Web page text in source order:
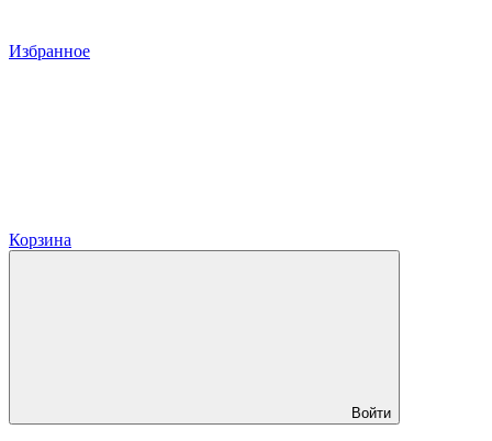
Избранное
Корзина
Войти